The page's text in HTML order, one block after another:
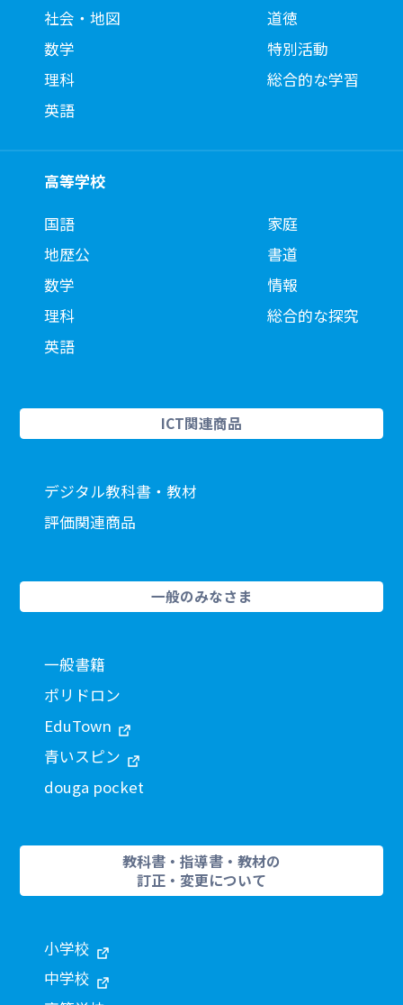
社会・地図
数学
理科
英語
道徳
特別活動
総合的な学習
高等学校
国語
地歴公
数学
理科
英語
家庭
書道
情報
総合的な探究
ICT関連商品
デジタル教科書・教材
評価関連商品
一般のみなさま
一般書籍
ポリドロン
EduTown
青いスピン
douga pocket
教科書・指導書・教材の
訂正・変更について
小学校
中学校